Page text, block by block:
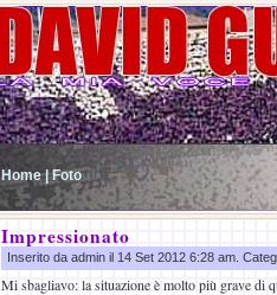
Home | Foto
Impressionato
Inserito da admin il 14 Set 2012 6:28 am.
Mi sbagliavo: la situazione è molto più grave di